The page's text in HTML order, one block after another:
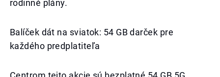
rodinné plány.
Balíček dát na sviatok: 54 GB darček pre
každého predplatiteľa